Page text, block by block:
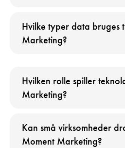
Hvilke typer data bruges
Marketing?
Hvilken rolle spiller
Marketing?
Kan små virksomheder
Moment Marketing?